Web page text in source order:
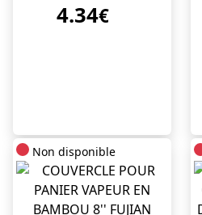
4.34€
Non disponible